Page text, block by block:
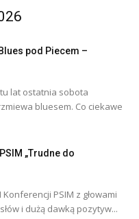
pod Piecem –
lat ostatnia sobota
bluesem. Co ciekawe
„Trudne do
Konferencji PSIM z głowami
i dużą dawką pozytyw...